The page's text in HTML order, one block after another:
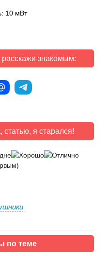
10 мВт
расскажи знакомым:
я старался!
по теме